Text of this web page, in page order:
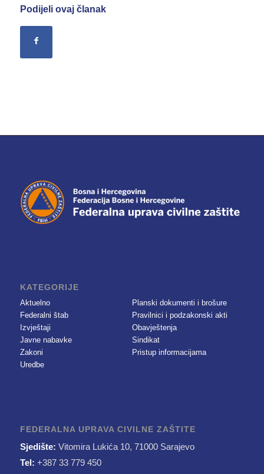
Podijeli ovaj članak
KATEGORIJE
Aktuelno
Federalni štab
Izvještaji
Javne nabavke
Zakoni
Uredbe
Planski dokumenti i brošure
Pravilnici i podzakonski akti
Obavještenja
Sindikat
Pristup informacijama
FEDERALNA UPRAVA CIVILNE ZAŠTITE
Sjedište: Vitomira Lukića 10, 71000 Sarajevo
Tel: +387 33 779 450